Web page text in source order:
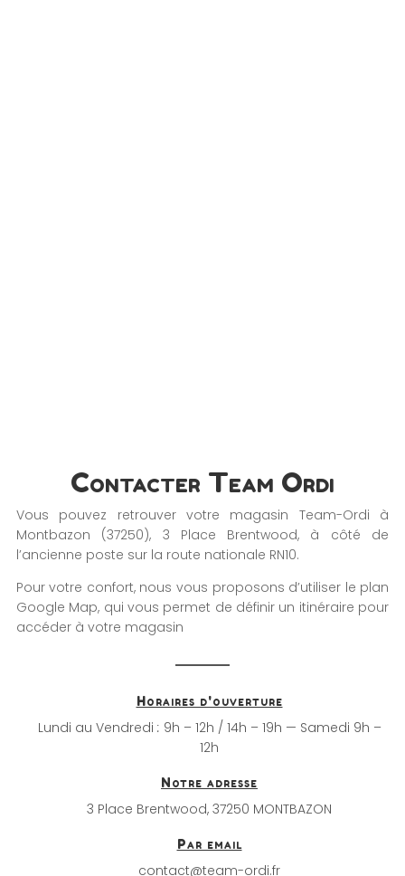
Contacter Team Ordi
Vous pouvez retrouver votre magasin Team-Ordi à
Montbazon (37250), 3 Place Brentwood, à côté de
l’ancienne poste sur la route nationale RN10.
Pour votre confort, nous vous proposons d’utiliser le plan
Google Map, qui vous permet de définir un itinéraire pour
accéder à votre magasin
Horaires d'ouverture
Lundi au Vendredi : 9h – 12h / 14h – 19h — Samedi 9h –
12h
Notre adresse
3 Place Brentwood, 37250 MONTBAZON
Par email
contact@team-ordi.fr